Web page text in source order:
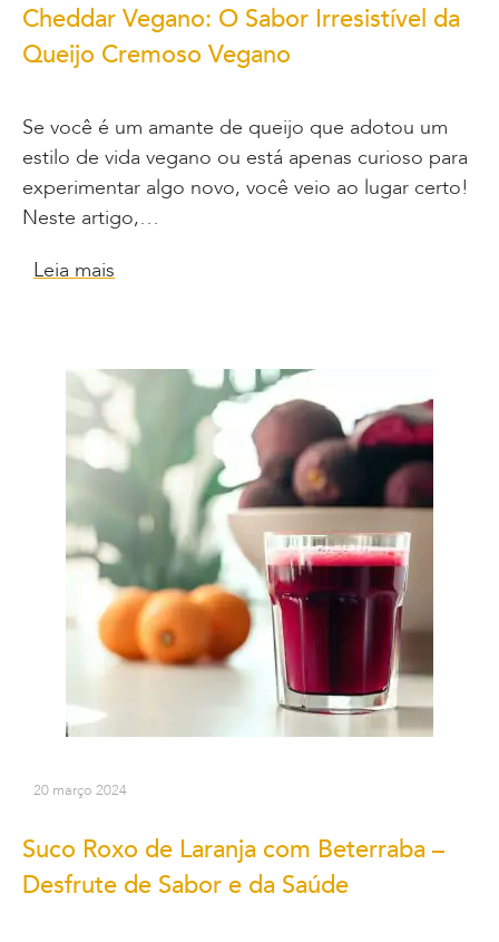
Cheddar Vegano: O Sabor Irresistível da
Queijo Cremoso Vegano
Se você é um amante de queijo que adotou um
estilo de vida vegano ou está apenas curioso para
experimentar algo novo, você veio ao lugar certo!
Neste artigo,…
Leia mais
20 março 2024
Suco Roxo de Laranja com Beterraba –
Desfrute de Sabor e da Saúde